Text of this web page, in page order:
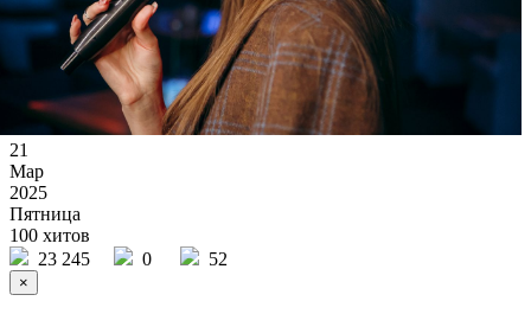
21
Мар
2025
Пятница
100 хитов
23 245
0 52
×